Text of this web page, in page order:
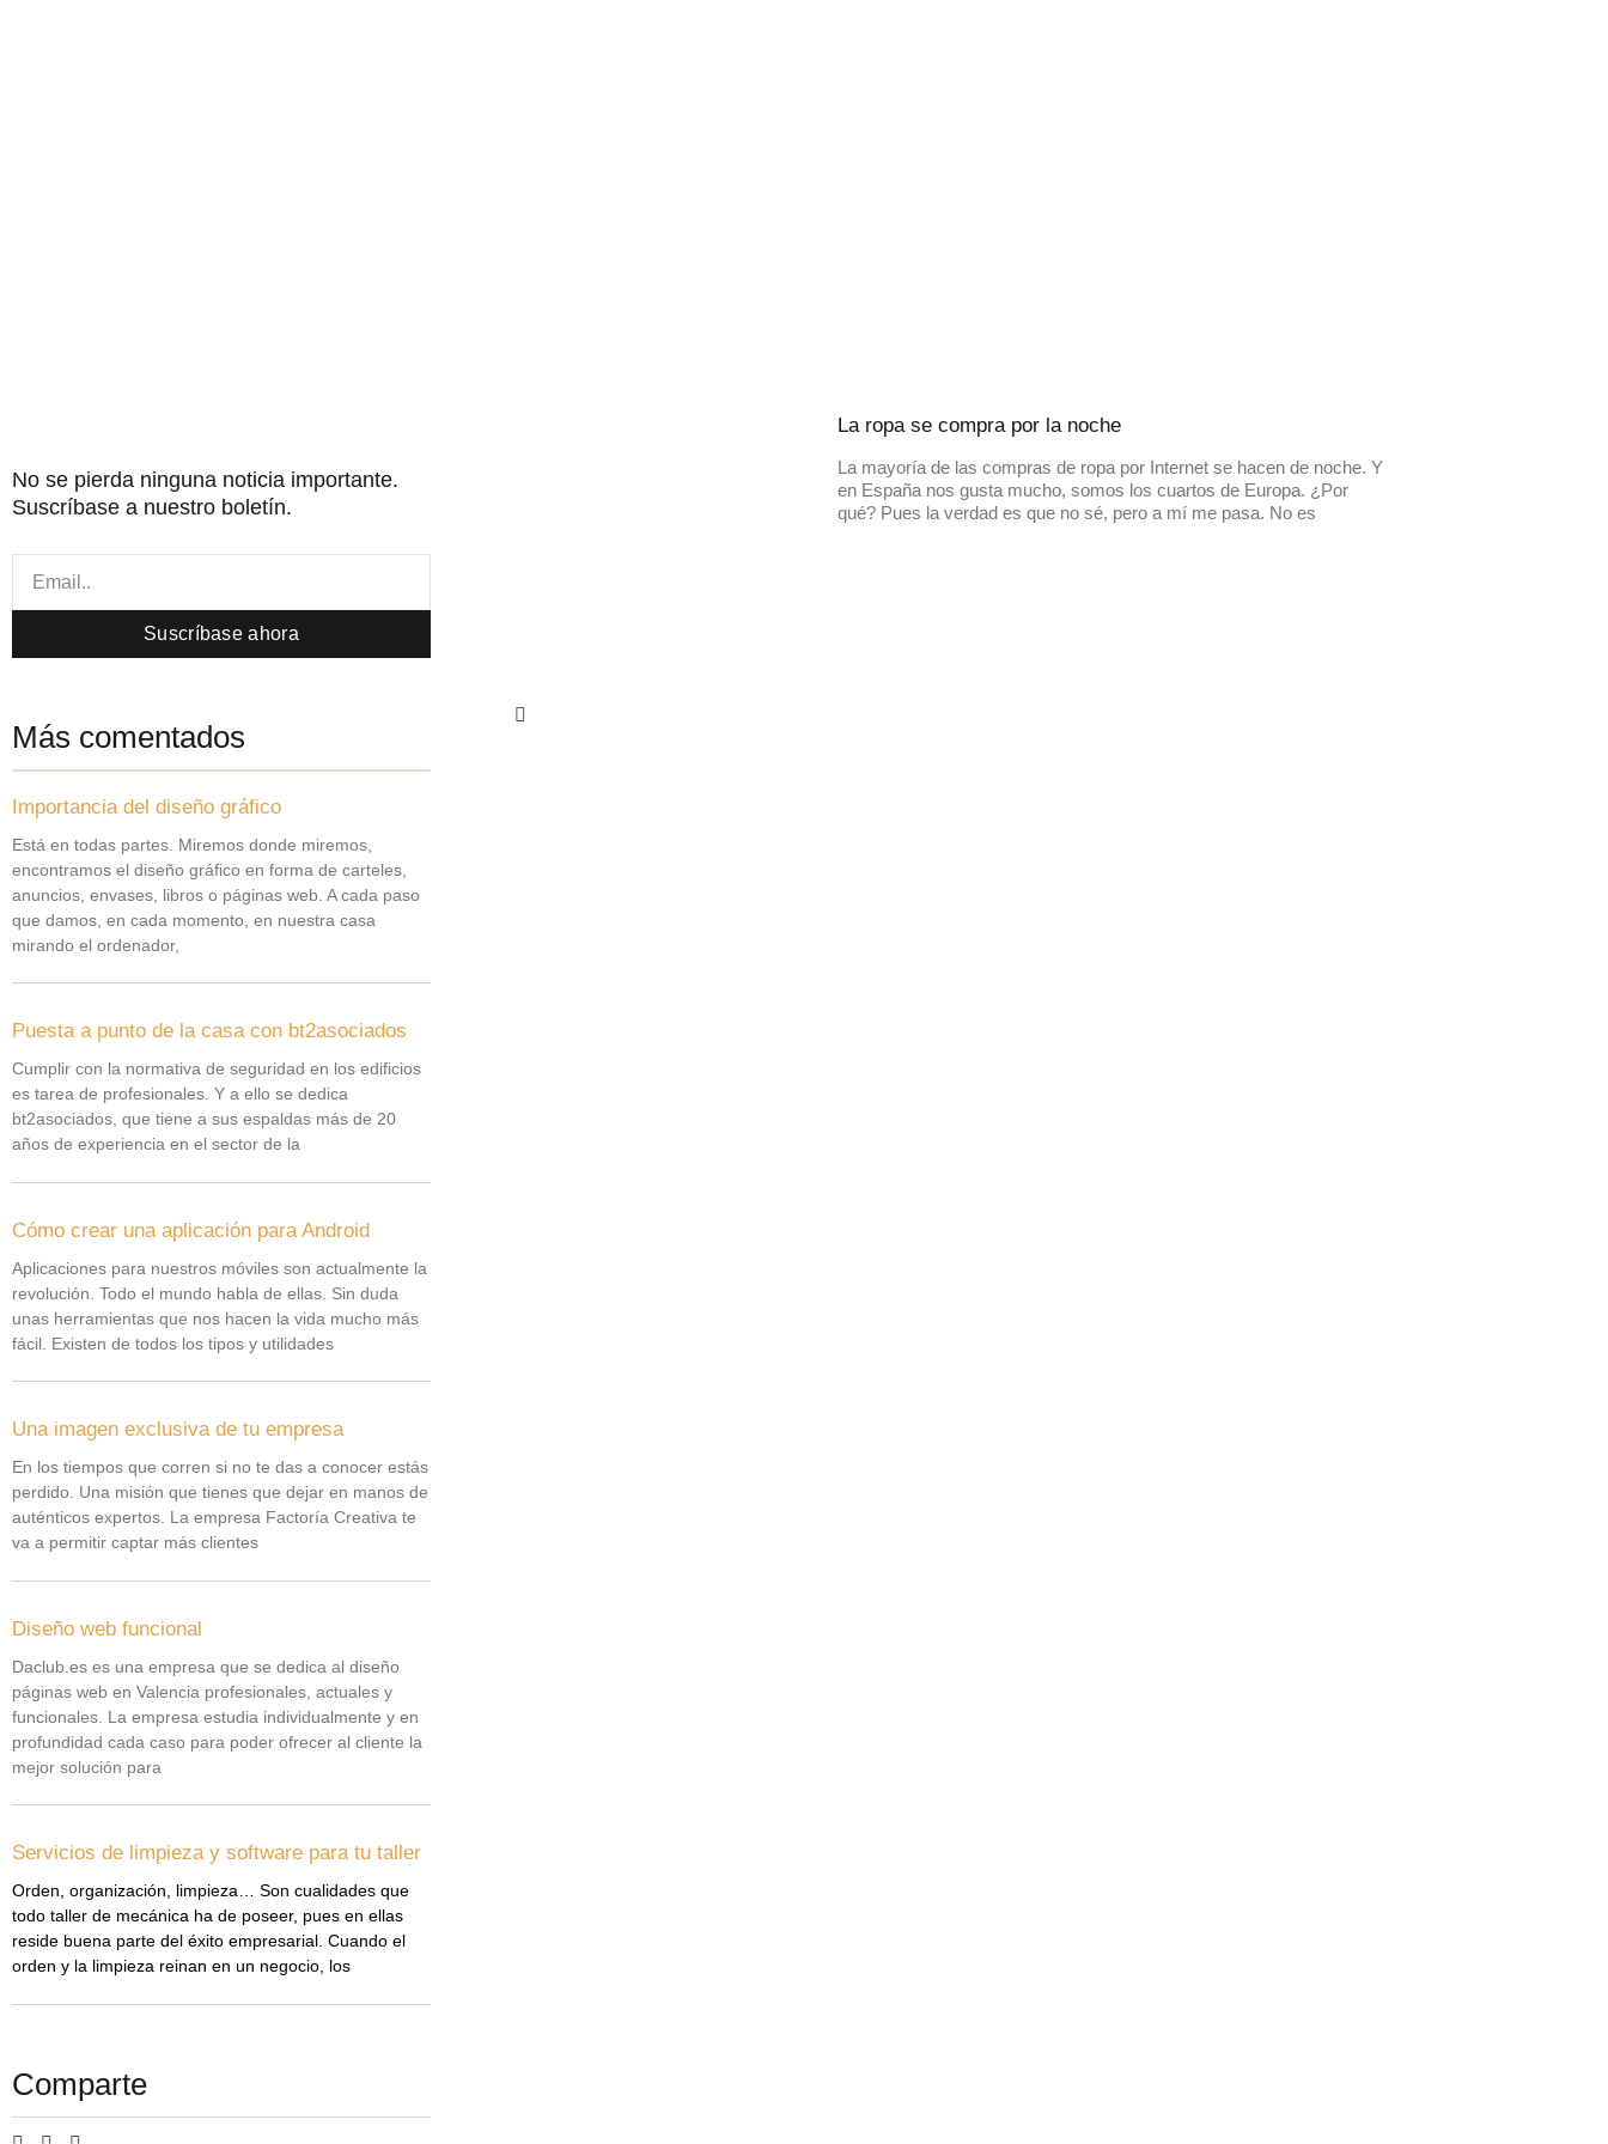
No se pierda ninguna noticia importante.
Suscríbase a nuestro boletín.
Suscríbase ahora
Más comentados
Importancia del diseño gráfico
Está en todas partes. Miremos donde miremos,
encontramos el diseño gráfico en forma de carteles,
anuncios, envases, libros o páginas web. A cada paso
que damos, en cada momento, en nuestra casa
mirando el ordenador,
Puesta a punto de la casa con bt2asociados
Cumplir con la normativa de seguridad en los edificios
es tarea de profesionales. Y a ello se dedica
bt2asociados, que tiene a sus espaldas más de 20
años de experiencia en el sector de la
Cómo crear una aplicación para Android
Aplicaciones para nuestros móviles son actualmente la
revolución. Todo el mundo habla de ellas. Sin duda
unas herramientas que nos hacen la vida mucho más
fácil. Existen de todos los tipos y utilidades
Una imagen exclusiva de tu empresa
En los tiempos que corren si no te das a conocer estás
perdido. Una misión que tienes que dejar en manos de
auténticos expertos. La empresa Factoría Creativa te
va a permitir captar más clientes
Diseño web funcional
Daclub.es es una empresa que se dedica al diseño
páginas web en Valencia profesionales, actuales y
funcionales. La empresa estudia individualmente y en
profundidad cada caso para poder ofrecer al cliente la
mejor solución para
Servicios de limpieza y software para tu taller
Orden, organización, limpieza… Son cualidades que
todo taller de mecánica ha de poseer, pues en ellas
reside buena parte del éxito empresarial. Cuando el
orden y la limpieza reinan en un negocio, los
Comparte
La ropa se compra por la noche
La mayoría de las compras de ropa por Internet se hacen de noche. Y
en España nos gusta mucho, somos los cuartos de Europa. ¿Por
qué? Pues la verdad es que no sé, pero a mí me pasa. No es